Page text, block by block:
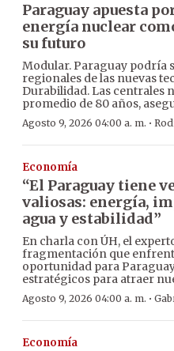
Paraguay apuesta
energía nuclear
su futuro
Modular. Paraguay podría
regionales de las nuevas
Durabilidad. Las centrales
promedio de 80 años,
Agosto 9, 2026 04:00 a. m. ·
Economía
“El Paraguay tiene
valiosas: energía,
agua y estabilidad”
En charla con ÚH, el
fragmentación que
oportunidad para
estratégicos para atraer
Agosto 9, 2026 04:00 a. m. ·
Economía